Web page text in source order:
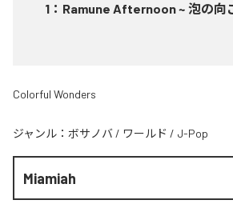
1 ： Ramune Afternoon ~ 泡の向
Colorful Wonders
ジャンル： ボサノバ / ワールド / J-Pop
Miamiah